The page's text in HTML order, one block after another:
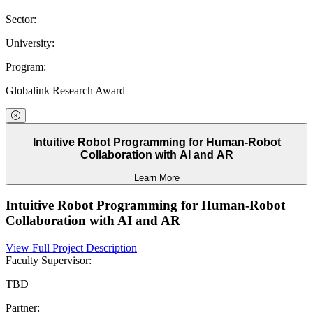
Sector:
University:
Program:
Globalink Research Award
Intuitive Robot Programming for Human-Robot
Collaboration with AI and AR
Learn More
Intuitive Robot Programming for Human-Robot
Collaboration with AI and AR
View Full Project Description
Faculty Supervisor:
TBD
Partner: